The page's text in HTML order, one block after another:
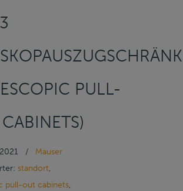
PULL-
/
Mauser
standort,
pull-out cabinets,